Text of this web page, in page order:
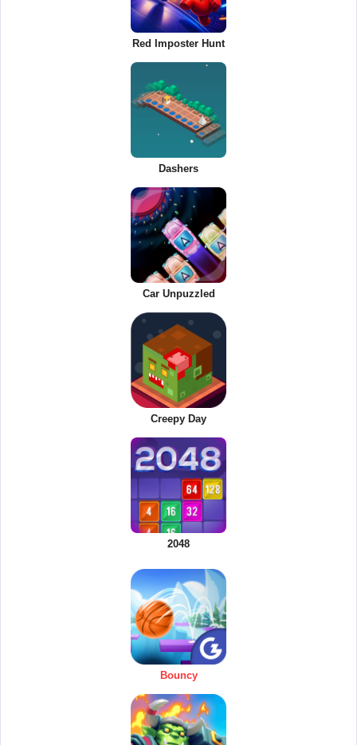
Red Imposter Hunt
Dashers
Car Unpuzzled
Creepy Day
2048
Bouncy